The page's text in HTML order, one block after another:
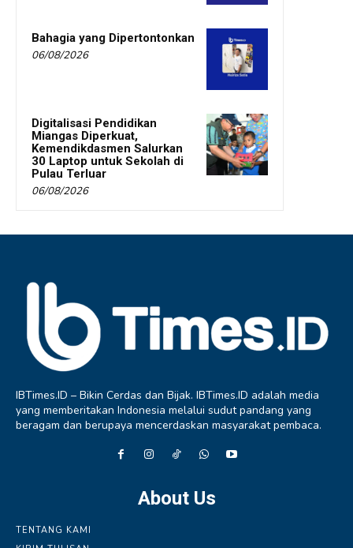
Bahagia yang Dipertontonkan
06/08/2026
Digitalisasi Pendidikan
Miangas Diperkuat,
Kemendikdasmen Salurkan
30 Laptop untuk Sekolah di
Pulau Terluar
06/08/2026
IBTimes.ID – Bikin Cerdas dan Bijak. IBTimes.ID adalah media
yang memberitakan Indonesia melalui sudut pandang yang
beragam dan berupaya mencerdaskan masyarakat pembaca.
About Us
TENTANG KAMI